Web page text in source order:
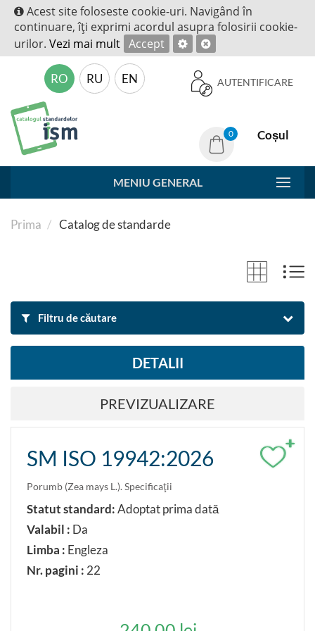
Acest site foloseste cookie-uri. Navigând în
continuare, îţi exprimi acordul asupra folosirii cookie-
urilor. Vezi mai mult Accept
AUTENTIFICARE
RO RU EN
0 Coșul
MENIU GENERAL
Prima Catalog de standarde
Filtru de căutare
DUPĂ DENUMIRE ȘI DESCRIERE
Căutare Resetare filtre
Exportă rezultatul căutării în Excel
DUPĂ DOMENIU
Agricultura.Tehnologia alimentară
DUPĂ CLASIFICARE
DETALII
PREVIZUALIZARE
+
SM ISO 19942:2026
Porumb (Zea mays L.). Specificaţii
Statut standard:Adoptat prima dată
Valabil : Da
Limba : Engleza
Nr. pagini : 22